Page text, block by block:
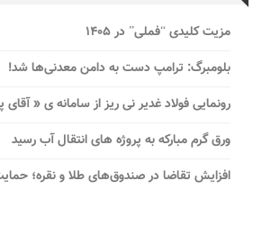
مزیت کلیدی “فملی” در ۱۴۰۵
بلومبرگ: ترامپ دست به دامن معدنی‌ها شد!
رونمایی فولاد غدیر نی ریز از سامانه ی « آقای
ورق گرم مبارکه به پروژه های انتقال آب رسید
افزایش تقاضا در صندوق‌های طلا و نقره؛